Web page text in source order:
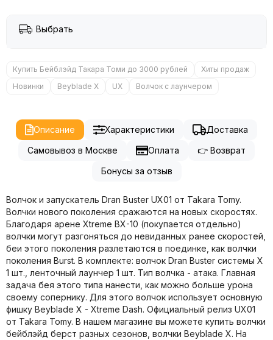
Выбрать
Купить Бейблэйд Такара Томи до 3000 рублей
Хиты продаж
Новинки
Beyblade X UX Волчок с лаунчером
Описание Характеристики
Доставка
Самовывоз в Москве
Оплата
👉 Возврат
Бонусы за отзыв
Волчок и запускатель Dran Buster UX01 от Takara Tomy.
Волчки нового поколения сражаются на новых скоростях.
Благодаря арене Xtreme BX-10 (покупается отдельно)
волчки могут разгоняться до невиданных ранее скоростей,
беи этого поколения разлетаются в поединке, как волчки
поколения Burst. В комплекте: волчок Dran Buster системы X
1 шт., ленточный лаунчер 1 шт. Тип волчка - атака. Главная
задача бея этого типа нанести, как можно больше урона
своему сопернику. Для этого волчок использует основную
фишку Beyblade X - Xtreme Dash. Официальный релиз UX01
от Takara Tomy. В нашем магазине вы можете купить волчки
бейблэйд берст разных сезонов, волчки Beyblade X. На